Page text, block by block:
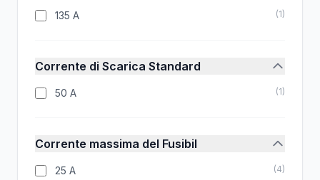
135 A (1)
Corrente di Scarica Standard
50 A (1)
Corrente massima del Fusibil
25 A (4)